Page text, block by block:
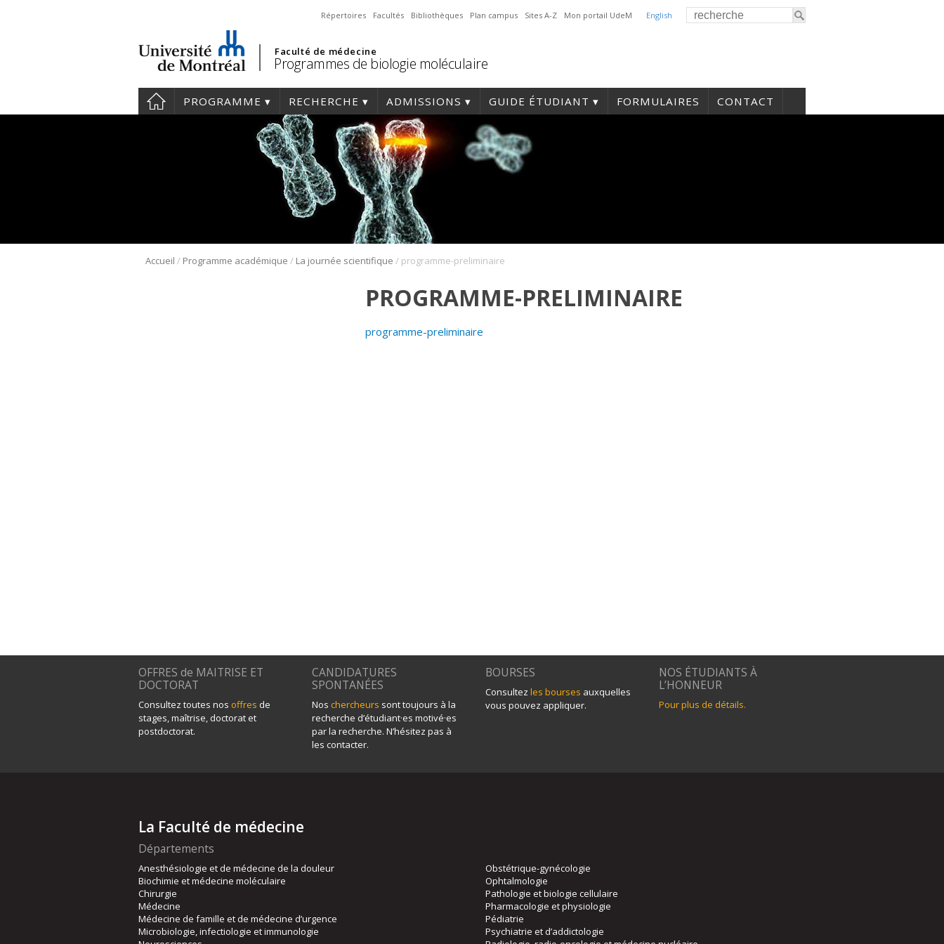
English
Répertoires Facultés Bibliothèques Plan campus Sites A-Z Mon portail UdeM
Faculté de médecine
Programmes de biologie moléculaire
PROGRAMME RECHERCHE ADMISSIONS GUIDE ÉTUDIANT FORMULAIRES CONTACT
Accueil / Programme académique / La journée scientifique / programme-preliminaire
PROGRAMME-PRELIMINAIRE
programme-preliminaire
OFFRES de MAITRISE ET
DOCTORAT
Consultez toutes nos offres de
stages, maîtrise, doctorat et
postdoctorat.
CANDIDATURES
SPONTANÉES
Nos chercheurs sont toujours à la
recherche d’étudiant·es motivé·es
par la recherche. N’hésitez pas à
les contacter.
BOURSES
Consultez les bourses auxquelles
vous pouvez appliquer.
NOS ÉTUDIANTS À
L’HONNEUR
Pour plus de détails.
La Faculté de médecine
Départements
Anesthésiologie et de médecine de la douleur
Biochimie et médecine moléculaire
Chirurgie
Médecine
Médecine de famille et de médecine d’urgence
Microbiologie, infectiologie et immunologie
Obstétrique-gynécologie
Ophtalmologie
Pathologie et biologie cellulaire
Pharmacologie et physiologie
Pédiatrie
Psychiatrie et d’addictologie